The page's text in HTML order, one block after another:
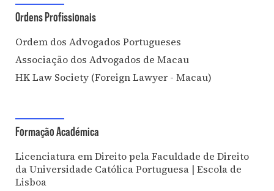
Ordens Profissionais
Ordem dos Advogados Portugueses
Associação dos Advogados de Macau
HK Law Society (Foreign Lawyer - Macau)
Formação Académica
Licenciatura em Direito pela Faculdade de Direito
da Universidade Católica Portuguesa | Escola de
Lisboa